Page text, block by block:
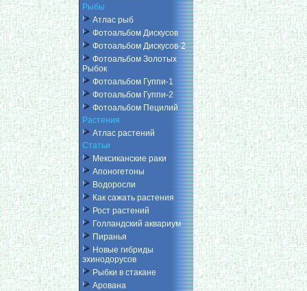
Рыбы
Атлас рыб
Фотоальбом Дискусов
Фотоальбом Дискусов-2
Фотоальбом Золотых
Рыбок
Фотоальбом Гуппи-1
Фотоальбом Гуппи-2
Фотоальбом Пецилий
Растения
Атлас растений
Статьи
Мексиканские раки
Апоногетоны
Водоросли
Как сажать растения
Рост растений
Голландский аквариум
Пиранья
Новые гибриды
эхинодорусов
Рыбки в стакане
Арована